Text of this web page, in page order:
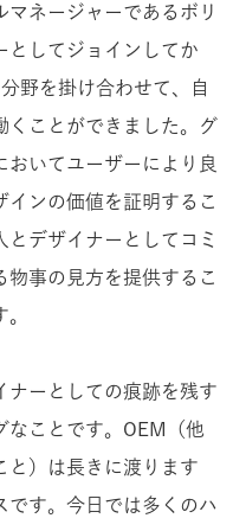
ネージャーであるボリ
としてジョインしてか
野を掛け合わせて、自
くことができました。グ
おいてユーザーにより良
インの価値を証明するこ
とデザイナーとしてコミ
物事の見方を提供するこ
ナーとしての痕跡を残す
なことです。OEM（他
と）は長きに渡ります
です。今日では多くのハ